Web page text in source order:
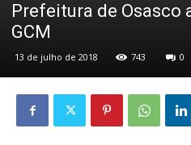
Prefeitura de Osasco
GCM
13 de julho de 2018 743 0